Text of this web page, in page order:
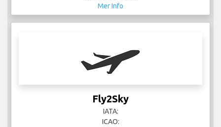
Mer Info
Fly2Sky
IATA:
ICAO: